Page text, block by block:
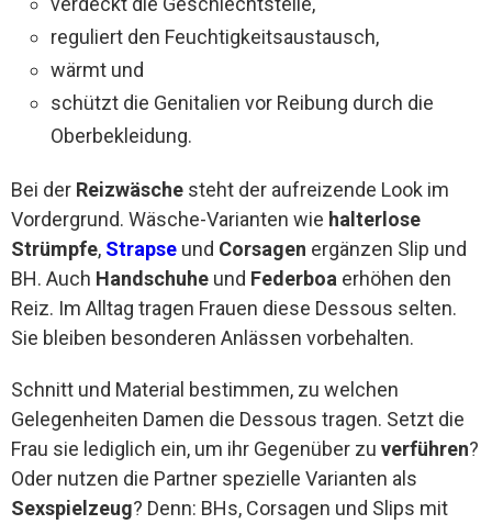
reguliert den Feuchtigkeitsaustausch,
wärmt und
schützt die Genitalien vor Reibung durch die
Oberbekleidung.
Bei der Reizwäsche steht der aufreizende Look im
Vordergrund. Wäsche-Varianten wie halterlose
Strümpfe, Strapse und Corsagen ergänzen Slip und
BH. Auch Handschuhe und Federboa erhöhen den
Reiz. Im Alltag tragen Frauen diese Dessous selten.
Sie bleiben besonderen Anlässen vorbehalten.
Schnitt und Material bestimmen, zu welchen
Gelegenheiten Damen die Dessous tragen. Setzt die
Frau sie lediglich ein, um ihr Gegenüber zu verführen?
Oder nutzen die Partner spezielle Varianten als
Sexspielzeug? Denn: BHs, Corsagen und Slips mit